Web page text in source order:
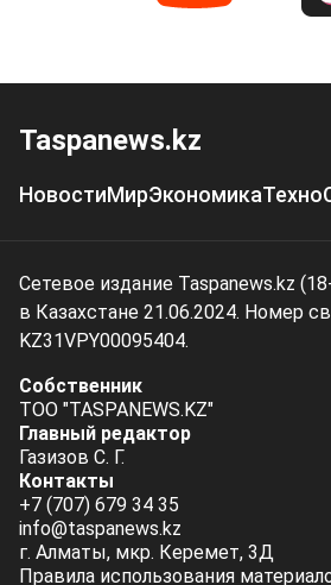
Taspanews.kz
НовостиМирЭкономикаТехно
Сетевое издание Taspanews.kz
в Казахстане 21.06.2024. Номер
KZ31VPY00095404.
Собственник
ТОО "TASPANEWS.KZ"
Главный редактор
Газизов С. Г.
Контакты
+7 (707) 679 34 35
info@taspanews.kz
г. Алматы, мкр. Керемет, 3Д
Правила использования